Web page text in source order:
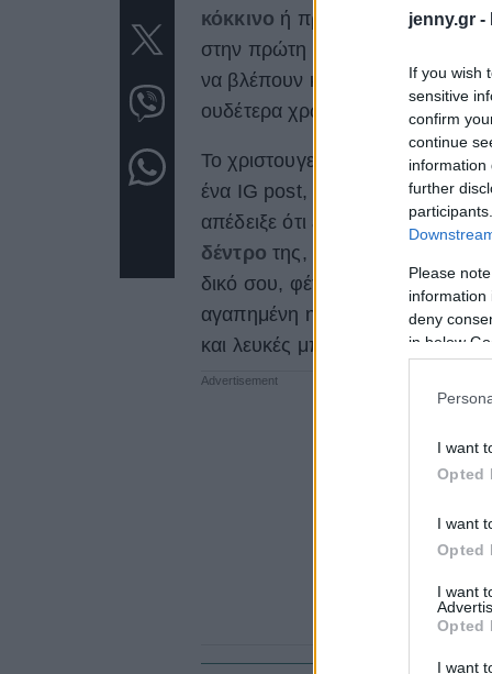
jenny.gr -
If you wish
sensitive
confirm
continue
information
further
Please
information
deny
in below
I want
Opted
I want
Opted
I want
Opted
I want
κόκκινο ή πράσινο χρώμα.
στην πρώτη επιλογή τους. Τώρα
να βλέπουν και μια στροφή
ουδέτερα χρώματα να μπαίνουν
Το χριστουγεννιάτικο δέντρο της
ένα IG post, που είχε ανεβάσει
απέδειξε ότι είναι πάντα ένα
δέντροτης, μπορεί να σου
δικό σου, φέτος. Εμπνευσμένη
αγαπημένη ηθοποιός και
και λευκές μπάλες,